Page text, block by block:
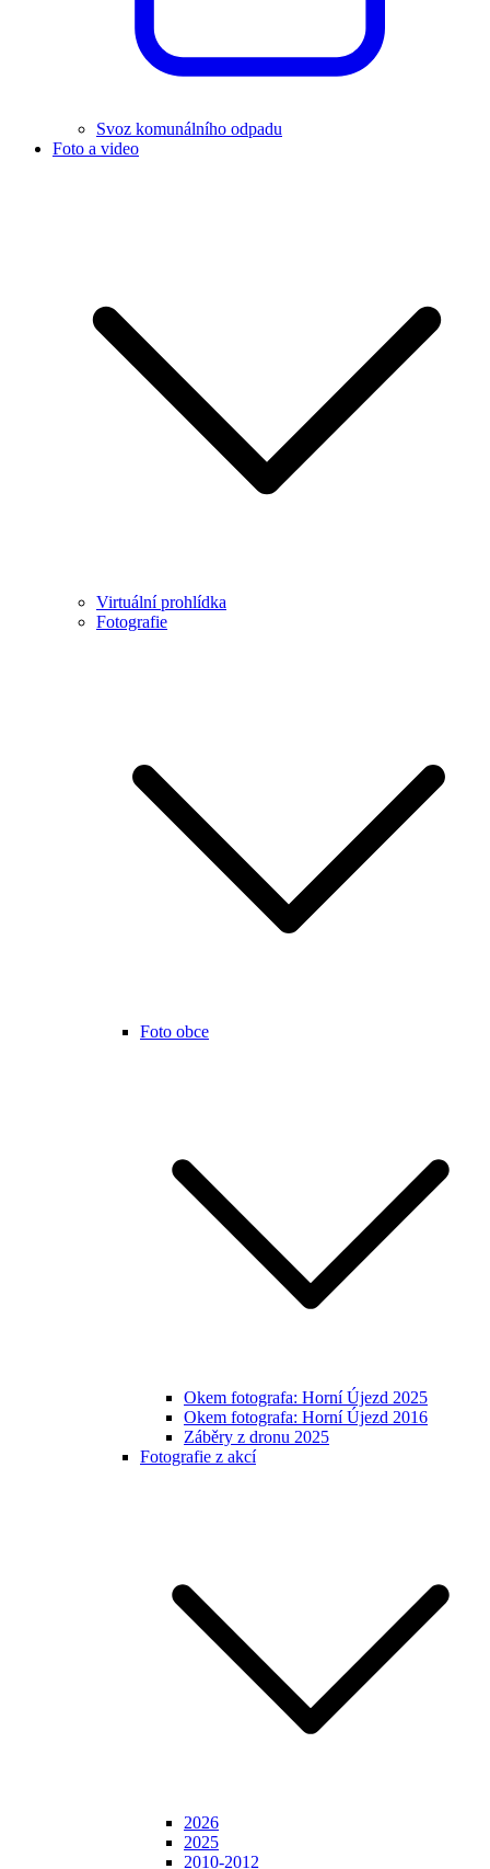
Svoz komunálního odpadu
Foto a video
Virtuální prohlídka
Fotografie
Foto obce
Okem fotografa: Horní Újezd 2025
Okem fotografa: Horní Újezd 2016
Záběry z dronu 2025
Fotografie z akcí
2026
2025
2010-2012